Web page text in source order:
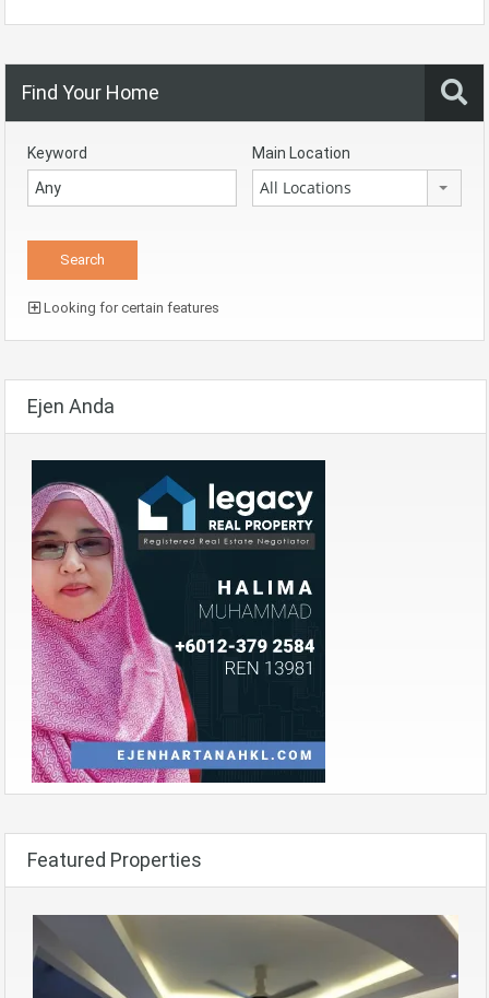
Find Your Home
Keyword Main Location
All Locations
Looking for certain features
Ejen Anda
Featured Properties